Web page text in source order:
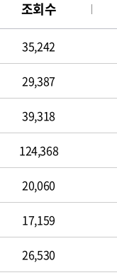
조회수
35,242
29,387
39,318
124,368
20,060
17,159
26,530